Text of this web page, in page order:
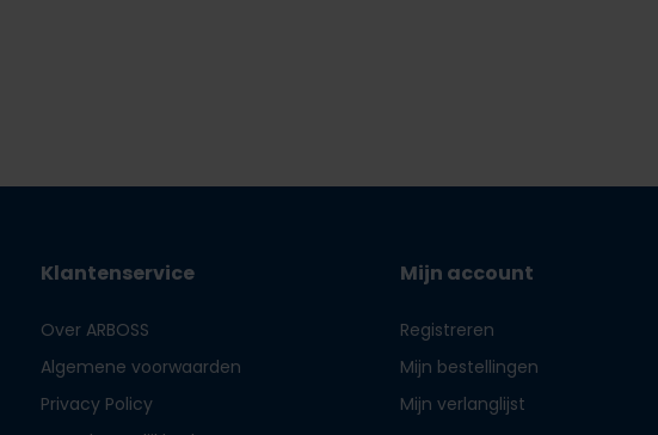
Klantenservice
Over ARBOSS
Algemene voorwaarden
Privacy Policy
Mijn account
Registreren
Mijn bestellingen
Mijn verlanglijst